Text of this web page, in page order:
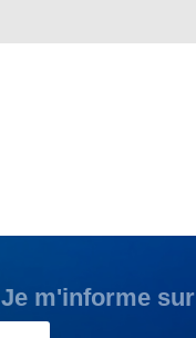
Je m'informe sur